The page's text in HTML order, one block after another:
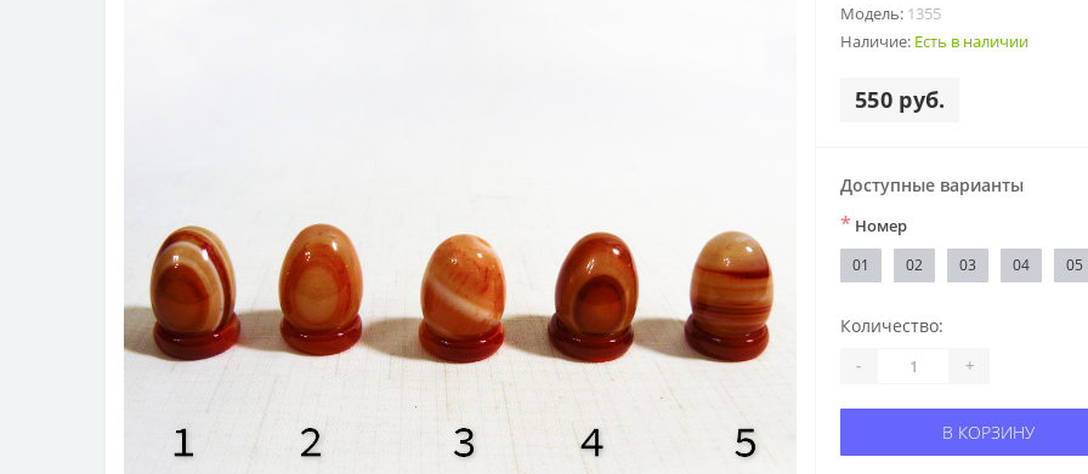
Модель: 1355
Наличие: Есть в наличии
550 руб.
Доступные варианты
* Номер
01 02 03 04 05
Количество:
- +
В КОРЗИНУ